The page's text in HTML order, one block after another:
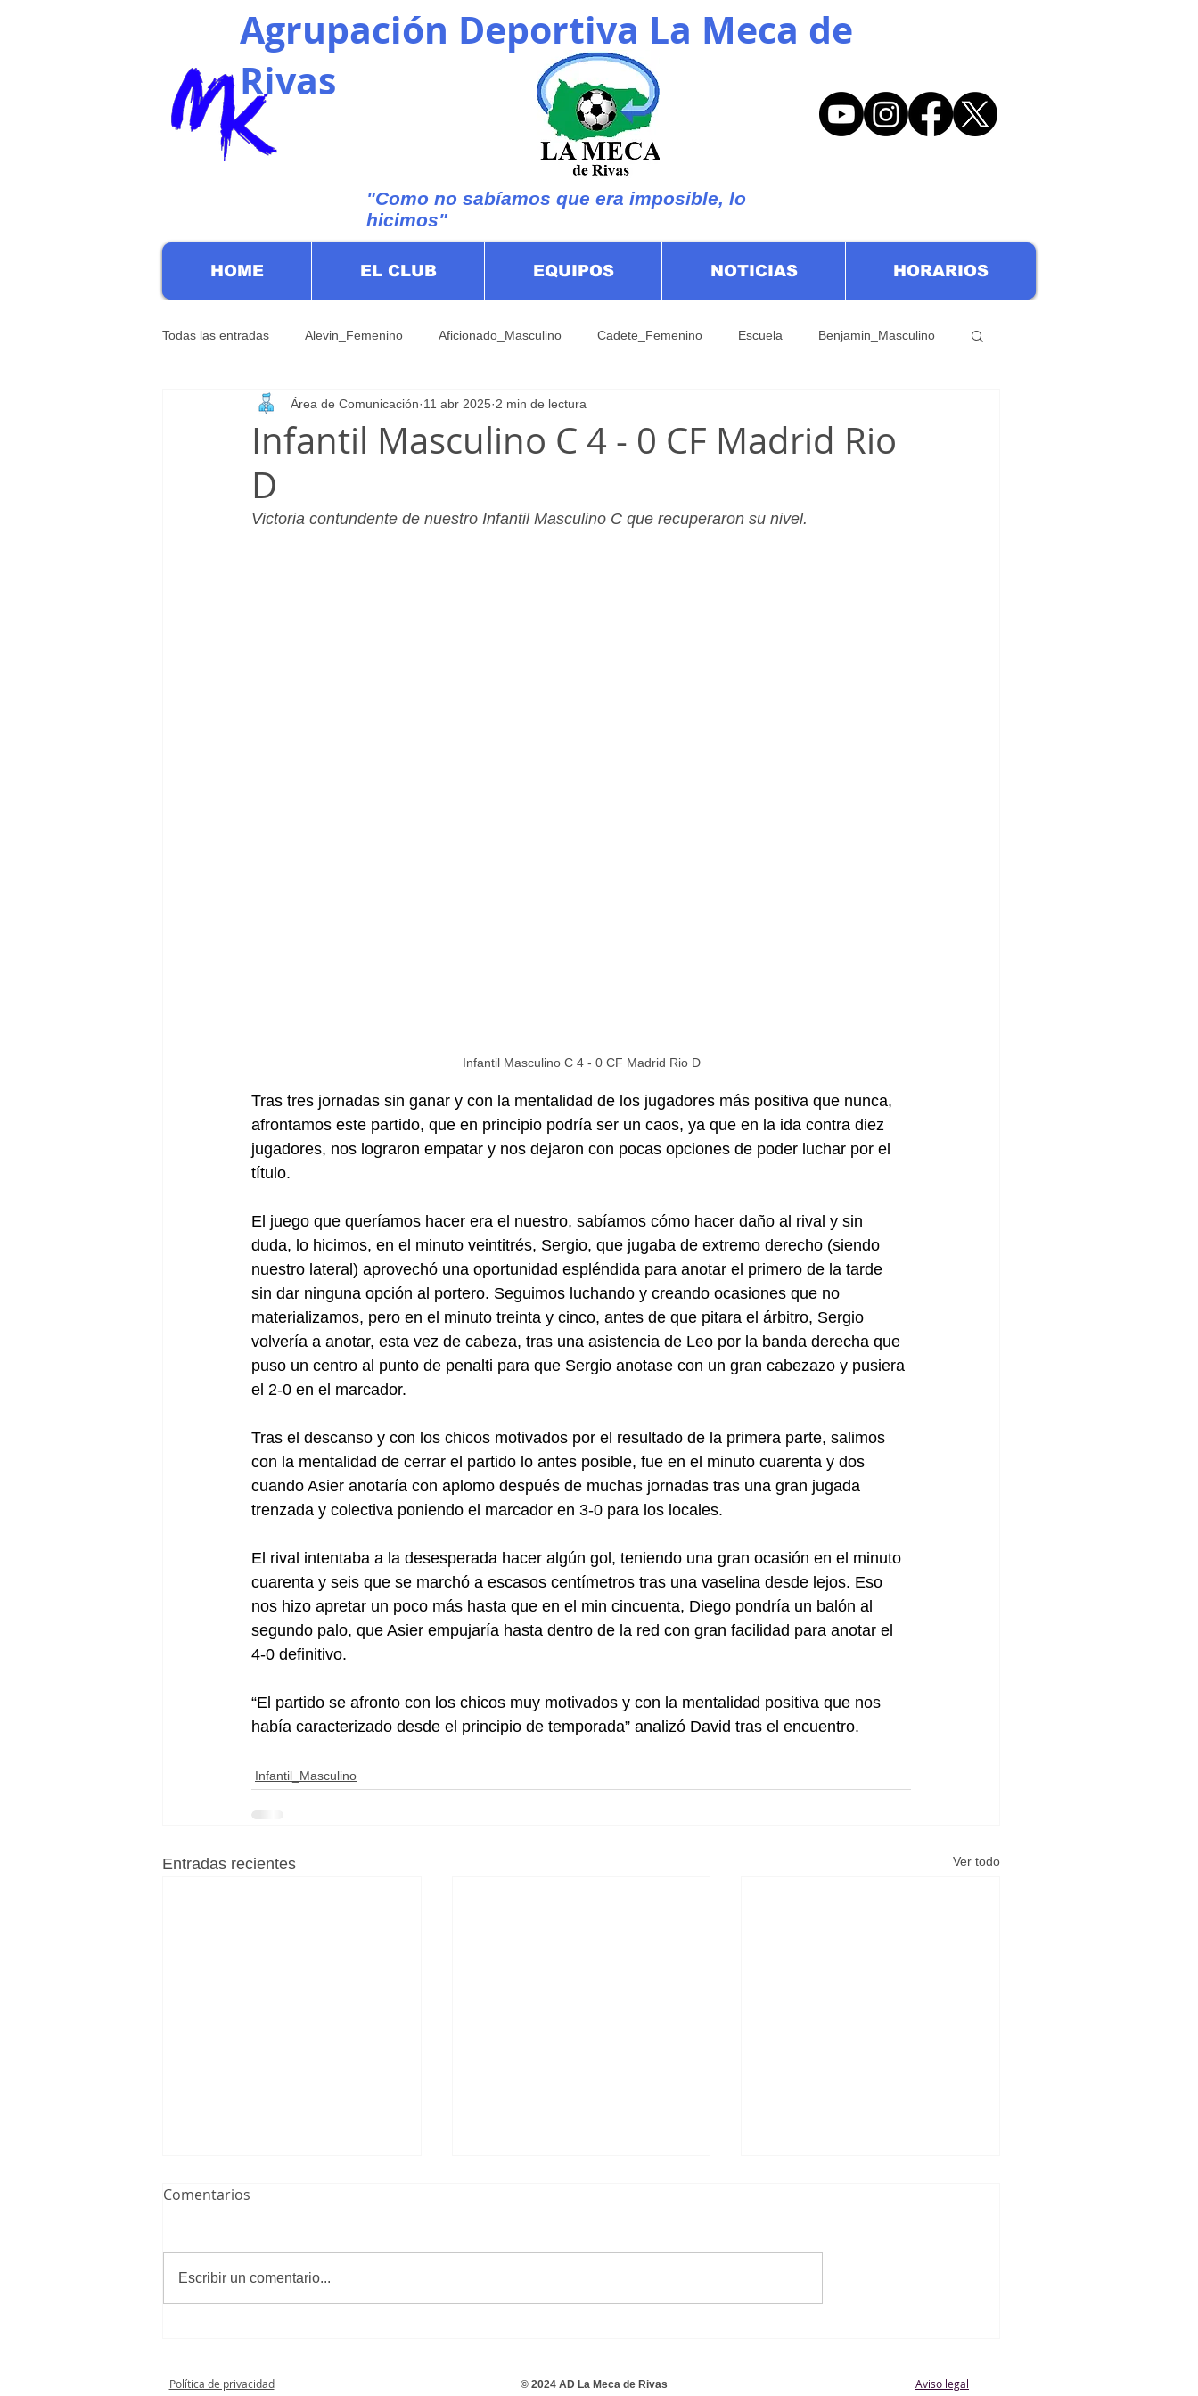
Agrupación Deportiva La Meca de
Rivas
"Como no sabíamos que era imposible, lo
hicimos"
HOME EL CLUB EQUIPOS NOTICIAS HORARIOS
Todas las entradas Alevin_Femenino Aficionado_Masculino Cadete_Femenino Escuela Benjamin_Masculino
Infantil_Femenino Patrocinadores Juvenil_Femenino
Cadete_Masculino
Infantil Masculino C 4 - 0 CF Madrid Rio
D
Área de Comunicación 11 abr 2025 2 min de lectura
Victoria contundente de nuestro Infantil Masculino C que recuperaron su nivel.
Infantil Masculino C 4 - 0 CF Madrid Rio D
Tras tres jornadas sin ganar y con la mentalidad de los jugadores más positiva que nunca,
afrontamos este partido, que en principio podría ser un caos, ya que en la ida contra diez
jugadores, nos lograron empatar y nos dejaron con pocas opciones de poder luchar por el
título.
El juego que queríamos hacer era el nuestro, sabíamos cómo hacer daño al rival y sin
duda, lo hicimos, en el minuto veintitrés, Sergio, que jugaba de extremo derecho (siendo
nuestro lateral) aprovechó una oportunidad espléndida para anotar el primero de la tarde
sin dar ninguna opción al portero. Seguimos luchando y creando ocasiones que no
materializamos, pero en el minuto treinta y cinco, antes de que pitara el árbitro, Sergio
volvería a anotar, esta vez de cabeza, tras una asistencia de Leo por la banda derecha que
puso un centro al punto de penalti para que Sergio anotase con un gran cabezazo y pusiera
el 2-0 en el marcador.
Tras el descanso y con los chicos motivados por el resultado de la primera parte, salimos
con la mentalidad de cerrar el partido lo antes posible, fue en el minuto cuarenta y dos
cuando Asier anotaría con aplomo después de muchas jornadas tras una gran jugada
trenzada y colectiva poniendo el marcador en 3-0 para los locales.
El rival intentaba a la desesperada hacer algún gol, teniendo una gran ocasión en el minuto
cuarenta y seis que se marchó a escasos centímetros tras una vaselina desde lejos. Eso
nos hizo apretar un poco más hasta que en el min cincuenta, Diego pondría un balón al
segundo palo, que Asier empujaría hasta dentro de la red con gran facilidad para anotar el
4-0 definitivo.
“El partido se afronto con los chicos muy motivados y con la mentalidad positiva que nos
había caracterizado desde el principio de temporada” analizó David tras el encuentro.
Infantil_Masculino
Entradas recientes Ver todo
equipo de Primera Infantil
Comentarios
Escribir un comentario...
Política de privacidad © 2024 AD La Meca de Rivas Aviso legal